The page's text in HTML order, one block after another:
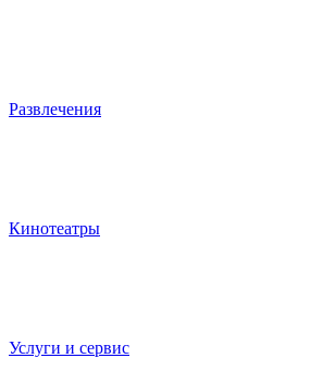
Развлечения
Кинотеатры
Услуги и сервис